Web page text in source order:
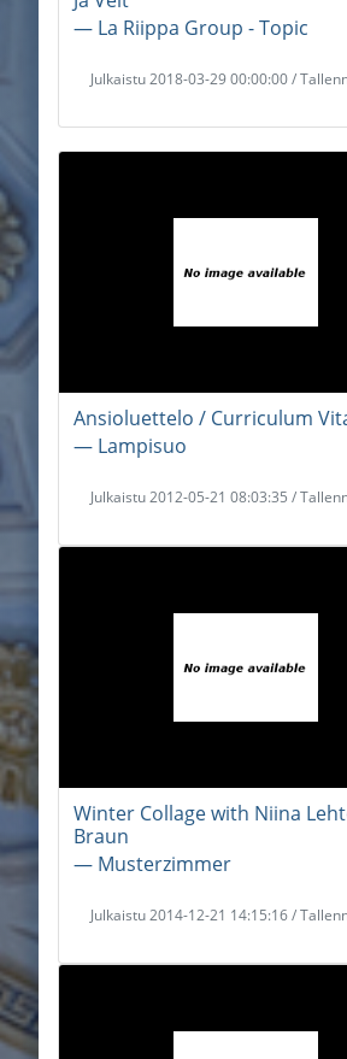
― La Riippa Group - Topic
Julkaistu 2018-03-29 00:00:00 /
Ansioluettelo / Curriculum
― Lampisuo
Julkaistu 2012-05-21 08:03:35 /
Winter Collage with Niina
Braun
― Musterzimmer
Julkaistu 2014-12-21 14:15:16 /